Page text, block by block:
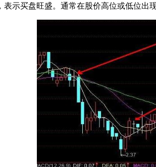
示买盘旺盛。通常在股价高位或低位出